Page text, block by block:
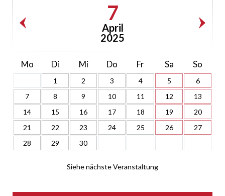
7
April
2025
Mo Di Mi Do Fr Sa So
1 2 3 4 5
6
7
8 9 10 11 12
13
14
15 16 17 18 19
20
21
22 23 24 25 26
27
28
29 30
Siehe nächste Veranstaltung